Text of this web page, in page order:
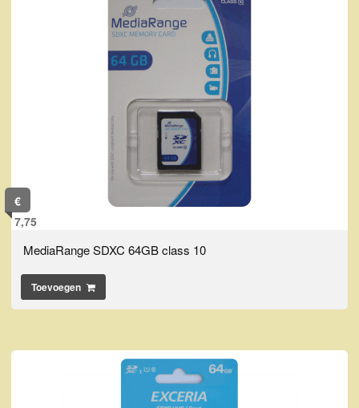
€
7,75
MediaRange SDXC 64GB class 10
Toevoegen